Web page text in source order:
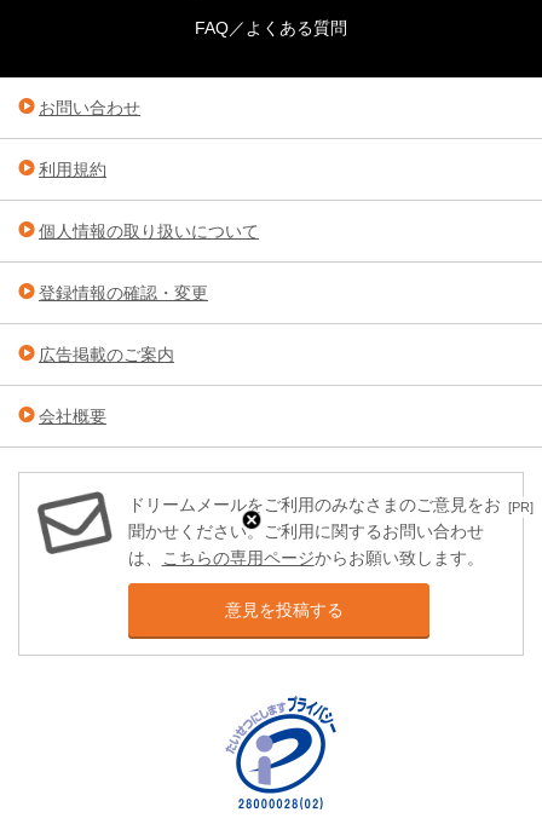
[PR]
FAQ／よくある質問
お問い合わせ
利用規約
個人情報の取り扱いについて
登録情報の確認・変更
広告掲載のご案内
会社概要
ドリームメールをご利用のみなさまのご意見をお
聞かせください。ご利用に関するお問い合わせ
は、
こちらの専用ページからお願い致します。
意見を投稿する